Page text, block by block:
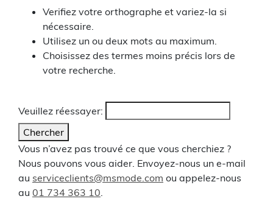
Verifiez votre orthographe et variez-la si
nécessaire.
Utilisez un ou deux mots au maximum.
Choisissez des termes moins précis lors de
votre recherche.
Veuillez réessayer:
Chercher
Vous n’avez pas trouvé ce que vous cherchiez ?
Nous pouvons vous aider. Envoyez-nous un e-mail
au serviceclients@msmode.com ou appelez-nous
au 01 734 363 10